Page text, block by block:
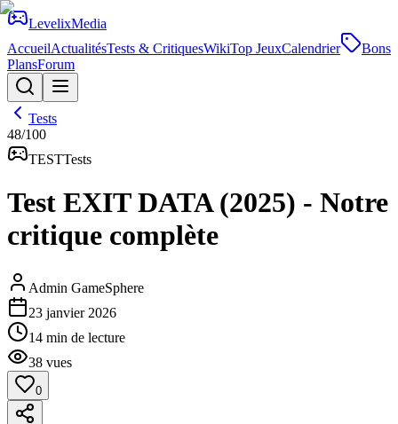
LevelixMedia
AccueilActualitésTests & CritiquesWikiTop JeuxCalendrier
Bons
PlansForum
Tests
48/100
TESTTests
Test EXIT DATA (2025) - Notre
critique complète
Admin GameSphere
23 janvier 2026
14 min de lecture
38 vues
0